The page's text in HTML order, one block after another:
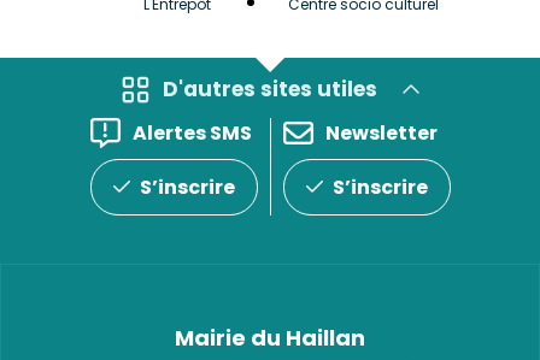
L'Entrepôt Centre socio culturel
D'autres sites utiles
Alertes SMS
S’inscrire
Newsletter
S’inscrire
Mairie du Haillan